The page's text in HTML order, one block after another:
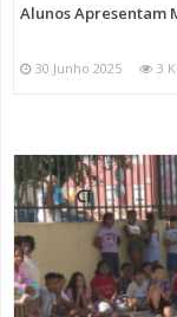
Alunos Apresentam
30 Junho 2025 3 K